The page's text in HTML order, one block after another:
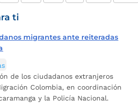
ti
migrantes ante reiteradas
de los ciudadanos extranjeros
Colombia, en coordinación
y la Policía Nacional.